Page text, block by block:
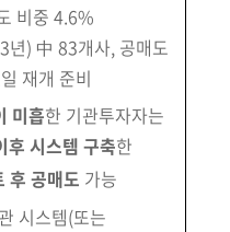
비중 4.6%
) 中 83개사, 공매도
재개 준비
미흡한 기관투자자는
후 시스템 구축한
후 공매도 가능
시스템(또는